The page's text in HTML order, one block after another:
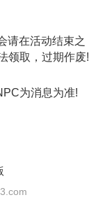
在活动结束之
领取，过期作废!
为消息为准!